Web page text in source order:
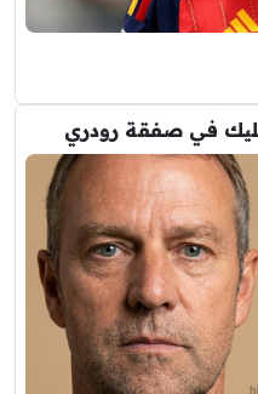
في صفقة رودري